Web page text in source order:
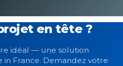
en tête ?
idéal — une solution
in France. Demandez votre